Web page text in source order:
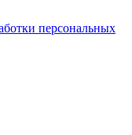
персональных